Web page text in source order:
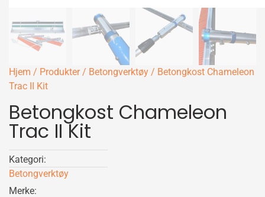
Hjem / Produkter/ Betongverktøy / Betongkost Chameleon
Trac II Kit
Betongkost Chameleon
Trac II Kit
Kategori:
Betongverktøy
Merke: